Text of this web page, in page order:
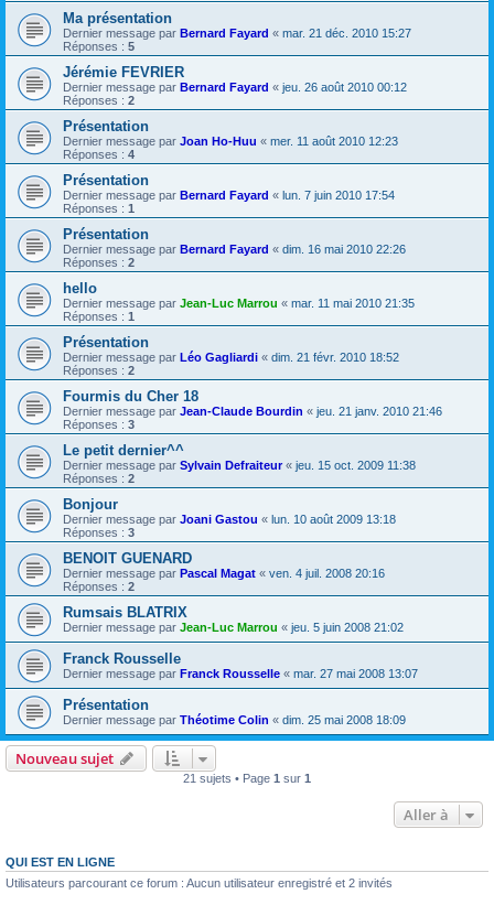
Ma présentation
Dernier message par Bernard Fayard « mar. 21 déc. 2010 15:27
Réponses : 5
Jérémie FEVRIER
Dernier message par Bernard Fayard « jeu. 26 août 2010 00:12
Réponses : 2
Présentation
Dernier message par Joan Ho-Huu « mer. 11 août 2010 12:23
Réponses : 4
Présentation
Dernier message par Bernard Fayard « lun. 7 juin 2010 17:54
Réponses : 1
Présentation
Dernier message par Bernard Fayard « dim. 16 mai 2010 22:26
Réponses : 2
hello
Dernier message par Jean-Luc Marrou « mar. 11 mai 2010 21:35
Réponses : 1
Présentation
Dernier message par Léo Gagliardi « dim. 21 févr. 2010 18:52
Réponses : 2
Fourmis du Cher 18
Dernier message par Jean-Claude Bourdin « jeu. 21 janv. 2010 21:46
Réponses : 3
Le petit dernier^^
Dernier message par Sylvain Defraiteur« jeu. 15 oct. 2009 11:38
Réponses : 2
Bonjour
Dernier message par Joani Gastou « lun. 10 août 2009 13:18
Réponses : 3
BENOIT GUENARD
Dernier message par Pascal Magat « ven. 4 juil. 2008 20:16
Réponses : 2
Rumsais BLATRIX
Dernier message par Jean-Luc Marrou « jeu. 5 juin 2008 21:02
Franck Rousselle
Dernier message par Franck Rousselle « mar. 27 mai 2008 13:07
Présentation
Dernier message par Théotime Colin « dim. 25 mai 2008 18:09
Nouveau sujet
21 sujets • Page 1 sur 1
Aller à
QUI EST EN LIGNE
Utilisateurs parcourant ce forum : Aucun utilisateur enregistré et 2 invités